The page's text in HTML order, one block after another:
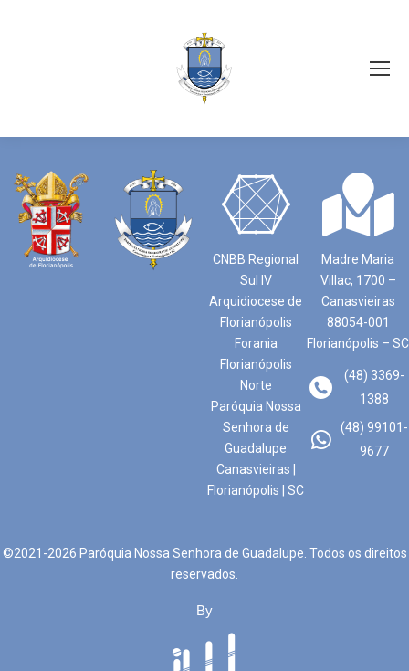
CNBB Regional
Sul IV
Arquidiocese de
Florianópolis
Forania
Florianópolis
Norte
Paróquia Nossa
Senhora de
Guadalupe
Canasvieiras |
Florianópolis | SC
Madre Maria
Villac, 1700 –
Canasvieiras
88054-001
Florianópolis – SC
(48) 3369-
1388
(48) 99101-
9677
©2021-2026 Paróquia Nossa Senhora de Guadalupe. Todos os direitos
reservados.
By